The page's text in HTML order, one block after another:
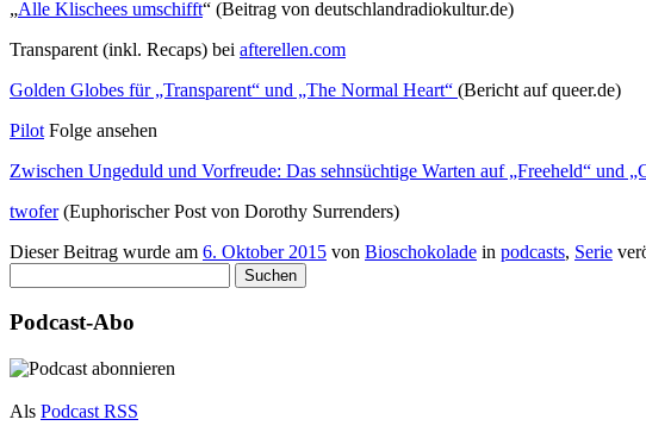
„Alle Klischees umschifft“ (Beitrag von deutschlandradiokultur.de)
Transparent (inkl. Recaps) bei afterellen.com
Golden Globes für „Transparent“ und „The Normal Heart“ (Bericht auf queer.de)
Pilot Folge ansehen
Zwischen Ungeduld und Vorfreude: Das sehnsüchtige Warten auf „Freeheld“ und
twofer(Euphorischer Post von Dorothy Surrenders)
Dieser Beitrag wurde am 6. Oktober 2015 von Bioschokolade in podcasts, Serie
nach:
Podcast-Abo
Als Podcast RSS